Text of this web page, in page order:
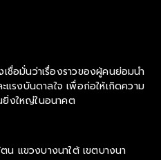
ชื่อมั่นว่าเรื่องราวของผู้คนย่อมนำ
แรงบันดาลใจ เพื่อก่อให้เกิดความ
งใหญ่ในอนาคต
แขวงบางนาใต้ เขตบางนา